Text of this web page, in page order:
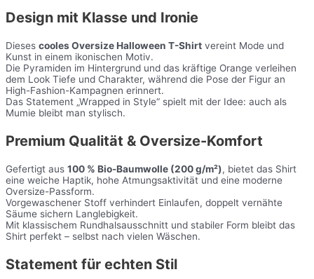
Design mit Klasse und Ironie
Dieses cooles Oversize Halloween T-Shirt vereint Mode und
Kunst in einem ikonischen Motiv.
Die Pyramiden im Hintergrund und das kräftige Orange verleihen
dem Look Tiefe und Charakter, während die Pose der Figur an
High-Fashion-Kampagnen erinnert.
Das Statement „Wrapped in Style“ spielt mit der Idee: auch als
Mumie bleibt man stylisch.
Premium Qualität & Oversize-Komfort
Gefertigt aus 100 % Bio-Baumwolle (200 g/m²), bietet das Shirt
eine weiche Haptik, hohe Atmungsaktivität und eine moderne
Oversize-Passform.
Vorgewaschener Stoff verhindert Einlaufen, doppelt vernähte
Säume sichern Langlebigkeit.
Mit klassischem Rundhalsausschnitt und stabiler Form bleibt das
Shirt perfekt – selbst nach vielen Wäschen.
Statement für echten Stil